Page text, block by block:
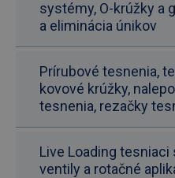
systémy, O-krúžky a
a eliminácia únikov
Prírubové tesnenia,
kovové krúžky,
tesnenia, rezačky
Live Loading
ventily a rotačné